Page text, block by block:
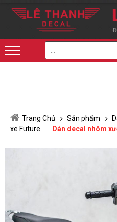
Trang Chủ Sản phẩm
xe Future
Dán decal nhôm